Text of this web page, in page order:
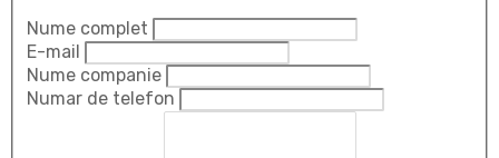
Nume complet
E-mail
Nume companie
Numar de telefon